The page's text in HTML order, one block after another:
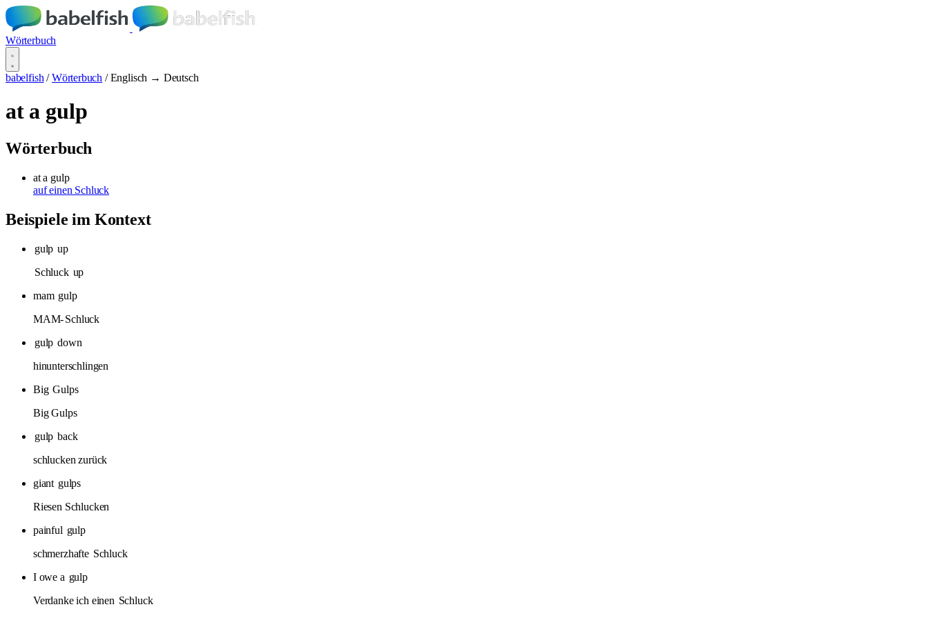
Wörterbuch
babelfish / Wörterbuch / Englisch → Deutsch
at a gulp
Wörterbuch
at a gulp
auf einen Schluck
Beispiele im Kontext
gulp up
Schluck up
mam gulp
MAM-Schluck
gulp down
hinunterschlingen
Big Gulps
Big Gulps
gulp back
schlucken zurück
giant gulps
Riesen Schlucken
painful gulp
schmerzhafte Schluck
I owe a gulp
Verdanke ich einen Schluck